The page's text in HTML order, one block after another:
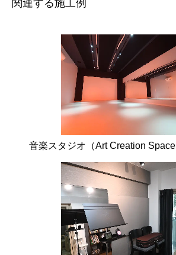
関連する施工例
音楽スタジオ（Art Creation Space